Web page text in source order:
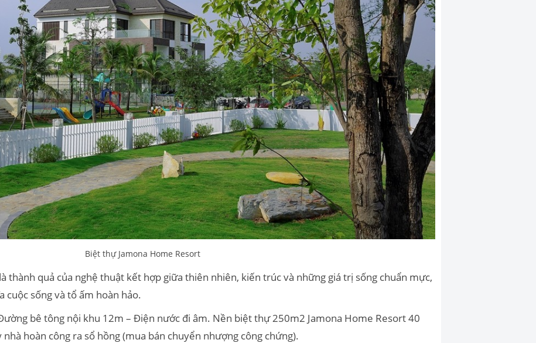
Biệt thự Jamona Home Resort
là thành quả của nghệ thuật kết hợp giữa thiên nhiên, kiến trúc và những giá trị sống chuẩn mực,
cuộc sống và tổ ấm hoàn hảo.
bê tông nội khu 12m – Điện nước đi âm. Nền biệt thự 250m2 Jamona Home Resort 40
hoàn công ra sổ hồng (mua bán chuyển nhượng công chứng).